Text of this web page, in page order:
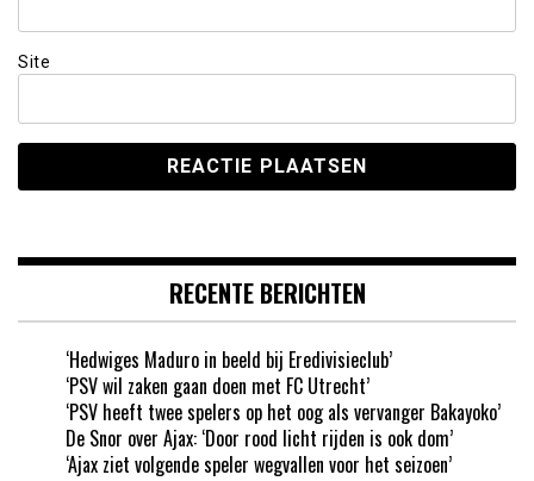
Site
RECENTE BERICHTEN
‘Hedwiges Maduro in beeld bij Eredivisieclub’
‘PSV wil zaken gaan doen met FC Utrecht’
‘PSV heeft twee spelers op het oog als vervanger Bakayoko’
De Snor over Ajax: ‘Door rood licht rijden is ook dom’
‘Ajax ziet volgende speler wegvallen voor het seizoen’